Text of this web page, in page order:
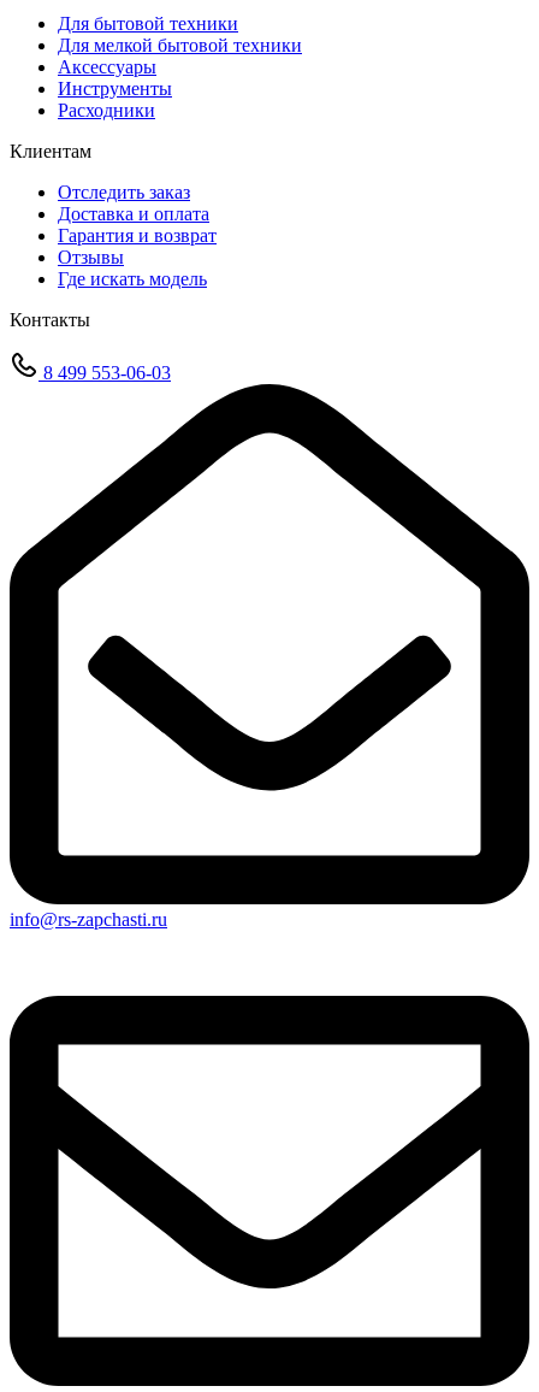
Для бытовой техники
Для мелкой бытовой техники
Аксессуары
Инструменты
Расходники
Клиентам
Отследить заказ
Доставка и оплата
Гарантия и возврат
Отзывы
Где искать модель
Контакты
8 499 553-06-03
info@rs-zapchasti.ru